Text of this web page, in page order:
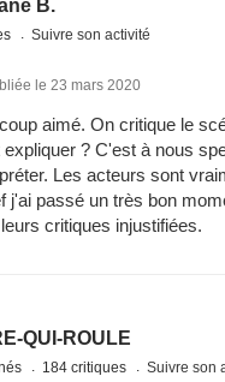
B.
Suivre son activité
le 23 mars 2020
aimé. On critique le
expliquer ? C'est à nous
Les acteurs sont
j'ai passé un très bon
critiques injustifiées.
QUI-ROULE
184 critiques Suivre son